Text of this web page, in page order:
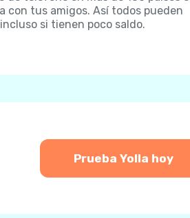
con tus amigos. Así todos pueden
si tienen poco saldo.
Prueba Yolla hoy